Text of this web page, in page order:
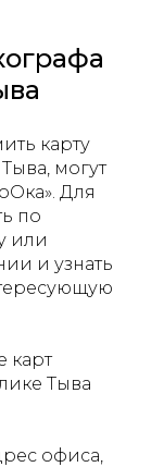
карту
могут
Для
по
или
и узнать
карт
Тыва
офиса,